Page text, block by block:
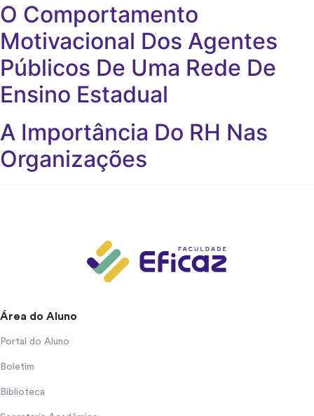
O Comportamento
Motivacional Dos Agentes
Públicos De Uma Rede De
Ensino Estadual
A Importância Do RH Nas
Organizações
Área do Aluno
Portal do Aluno
Boletim
Biblioteca